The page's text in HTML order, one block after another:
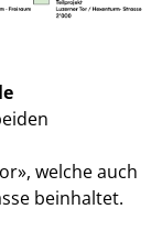
welche auch
beinhaltet.